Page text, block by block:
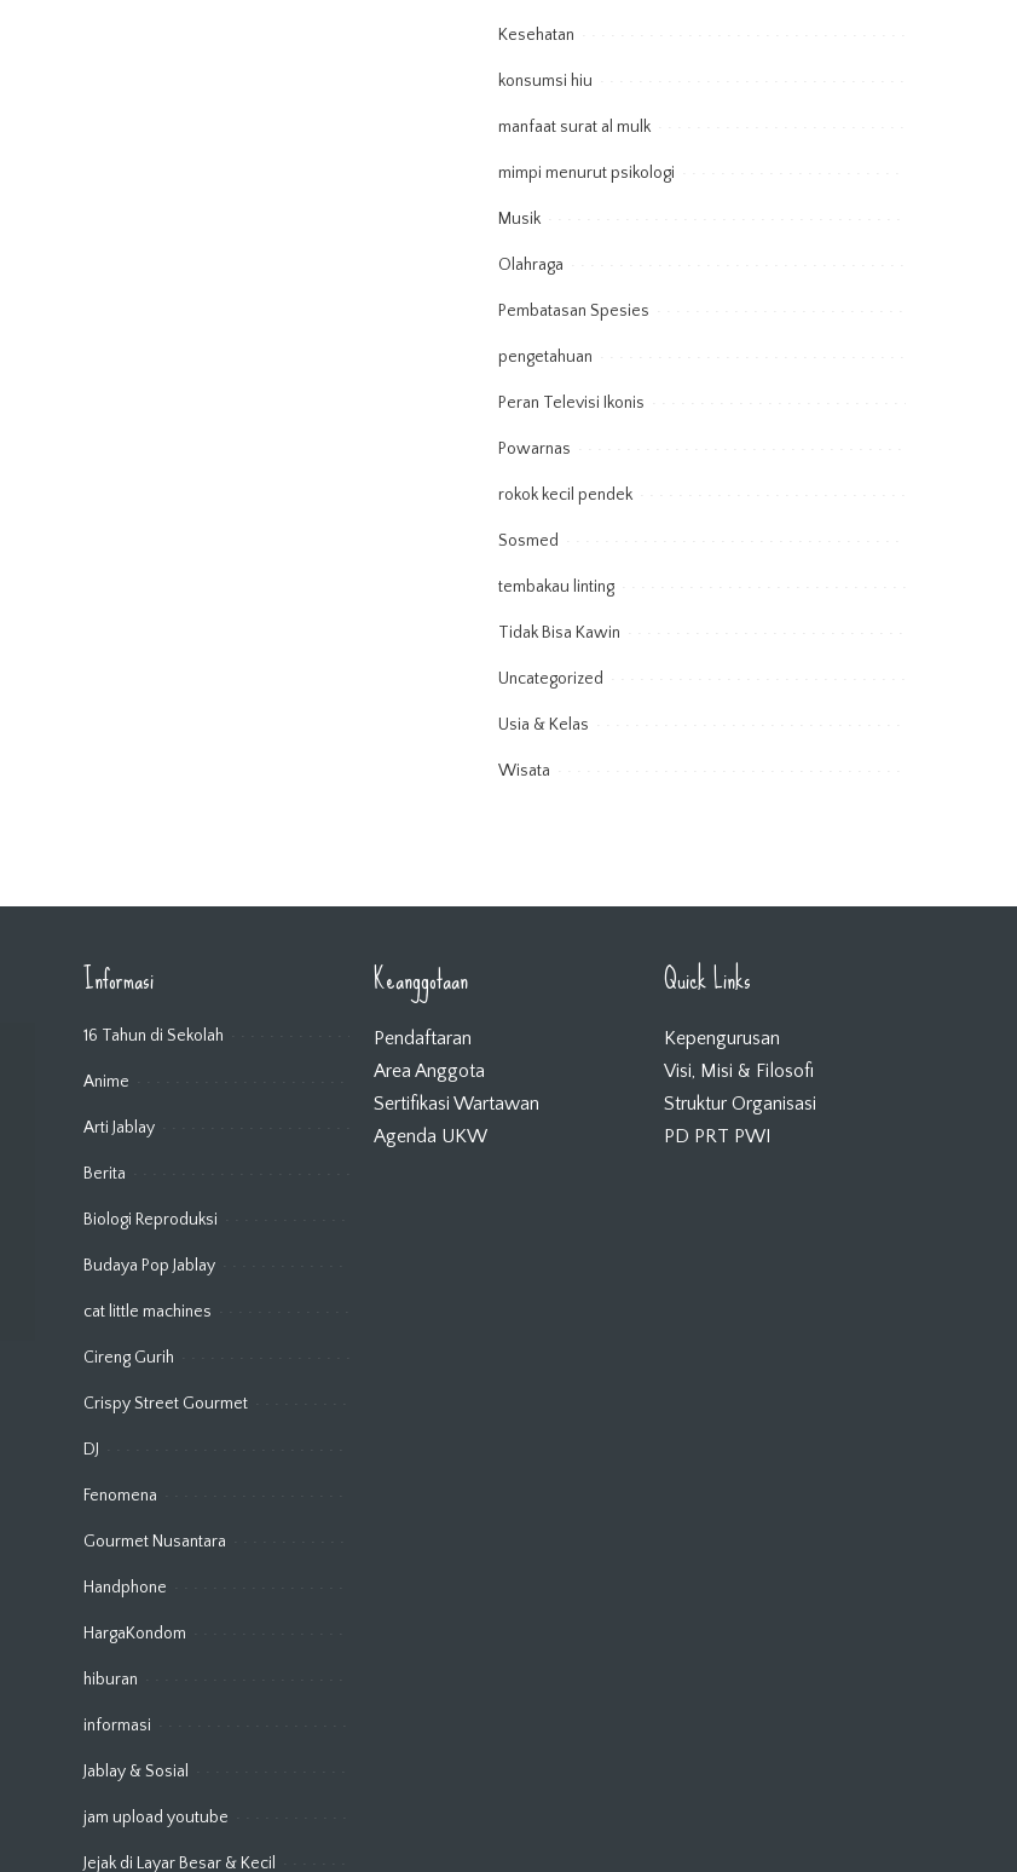
Kesehatan
konsumsi hiu
manfaat surat al mulk
mimpi menurut psikologi
Musik
Olahraga
Pembatasan Spesies
pengetahuan
Peran Televisi Ikonis
Powarnas
rokok kecil pendek
Sosmed
tembakau linting
Tidak Bisa Kawin
Uncategorized
Usia & Kelas
Wisata
Informasi
16 Tahun di Sekolah
Anime
Arti Jablay
Berita
Biologi Reproduksi
Budaya Pop Jablay
cat little machines
Cireng Gurih
Crispy Street Gourmet
DJ
Fenomena
Gourmet Nusantara
Handphone
HargaKondom
hiburan
informasi
Jablay & Sosial
jam upload youtube
Jejak di Layar Besar & Kecil
Keanggotaan
Pendaftaran
Area Anggota
Sertifikasi Wartawan
Agenda UKW
Quick Links
Kepengurusan
Visi, Misi & Filosofi
Struktur Organisasi
PD PRT PWI